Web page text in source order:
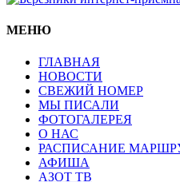
МЕНЮ
ГЛАВНАЯ
НОВОСТИ
СВЕЖИЙ НОМЕР
МЫ ПИСАЛИ
ФОТОГАЛЕРЕЯ
О НАС
РАСПИСАНИЕ
АФИША
АЗОТ ТВ